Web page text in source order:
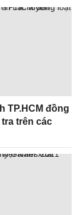
TP.HCM đồng
tra trên các